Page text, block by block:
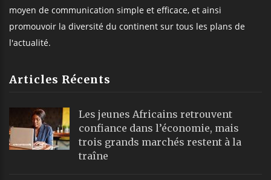
moyen de communication simple et efficace, et ainsi
promouvoir la diversité du continent sur tous les plans de
l'actualité.
Articles Récents
Les jeunes Africains retrouvent
confiance dans l’économie, mais
trois grands marchés restent à la
traîne